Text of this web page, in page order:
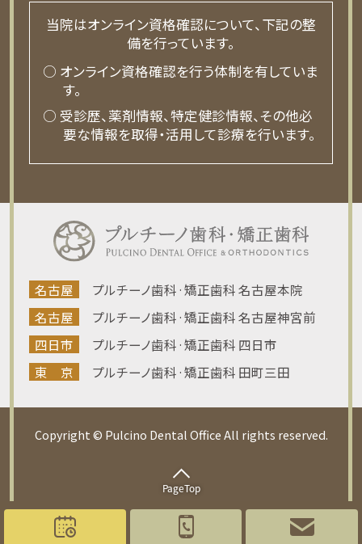
当院はオンライン資格確認について、下記の整
備を行っています。
○ オンライン資格確認を行う体制を有していま
す。
○ 受診歴、薬剤情報、特定健診情報、その他必
要な情報を取得・活用して診療を行います。
名古屋
プルチーノ歯科·矯正歯科 名古屋本院
名古屋
プルチーノ歯科·矯正歯科 名古屋神宮前
四日市
プルチーノ歯科·矯正歯科 四日市
東 京
プルチーノ歯科·矯正歯科 田町三田
Copyright © Pulcino Dental Office All rights reserved.